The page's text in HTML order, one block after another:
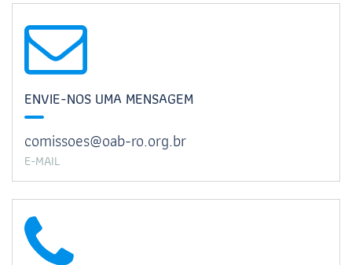
ENVIE-NOS UMA MENSAGEM
comissoes@oab-ro.org.br
E-MAIL